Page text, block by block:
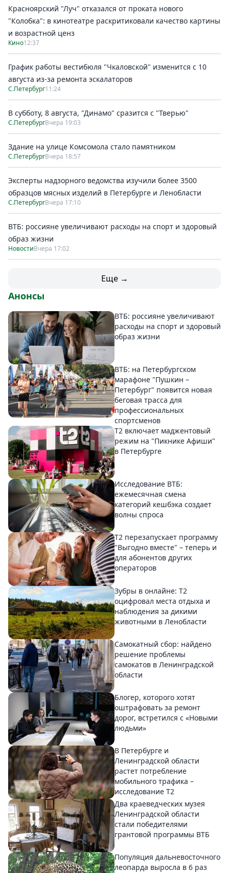
Красноярский "Луч" отказался от проката нового
"Колобка": в кинотеатре раскритиковали качество картины
и возрастной ценз
Кино12:37
График работы вестибюля "Чкаловской" изменится с 10
августа из-за ремонта эскалаторов
С.Петербург11:24
В субботу, 8 августа, "Динамо" сразится с "Тверью"
С.ПетербургВчера 19:03
Здание на улице Комсомола стало памятником
С.ПетербургВчера 18:57
Эксперты надзорного ведомства изучили более 3500
образцов мясных изделий в Петербурге и Ленобласти
С.ПетербургВчера 17:10
ВТБ: россияне увеличивают расходы на спорт и здоровый
образ жизни
НовостиВчера 17:02
Еще →
Анонсы
ВТБ: россияне увеличивают
расходы на спорт и здоровый
образ жизни
ВТБ: на Петербургском
марафоне "Пушкин –
Петербург" появится новая
беговая трасса для
профессиональных
спортсменов
Т2 включает маджентовый
режим на "Пикнике Афиши"
в Петербурге
Исследование ВТБ:
ежемесячная смена
категорий кешбэка создает
волны спроса
Т2 перезапускает программу
"Выгодно вместе" – теперь и
для абонентов других
операторов
Зубры в онлайне: Т2
оцифровал места отдыха и
наблюдения за дикими
животными в Ленобласти
Самокатный сбор: найдено
решение проблемы
самокатов в Ленинградской
области
Блогер, которого хотят
оштрафовать за ремонт
дорог, встретился с «Новыми
людьми»
В Петербурге и
Ленинградской области
растет потребление
мобильного трафика –
исследование T2
Два краеведческих музея
Ленинградской области
стали победителями
грантовой программы ВТБ
Популяция дальневосточного
леопарда выросла в 6 раз